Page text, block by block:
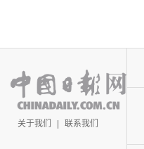
关于我们 联系我们